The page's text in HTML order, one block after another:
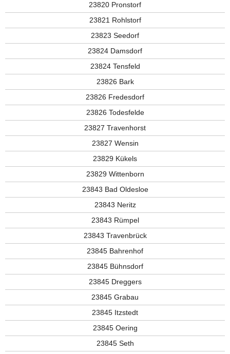
23820 Pronstorf
23821 Rohlstorf
23823 Seedorf
23824 Damsdorf
23824 Tensfeld
23826 Bark
23826 Fredesdorf
23826 Todesfelde
23827 Travenhorst
23827 Wensin
23829 Kükels
23829 Wittenborn
23843 Bad Oldesloe
23843 Neritz
23843 Rümpel
23843 Travenbrück
23845 Bahrenhof
23845 Bühnsdorf
23845 Dreggers
23845 Grabau
23845 Itzstedt
23845 Oering
23845 Seth